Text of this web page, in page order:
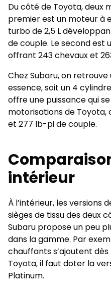
Du côté de Toyota, deux
premier est un moteur à
turbo de 2,5 L
de couple. Le second
offrant 243 chevaux et
Chez Subaru, on
essence, soit un 4
offre une puissance qui
motorisations de Toyota,
et 277 lb-pi de couple.
intérieur
À l’intérieur, les versions
sièges de tissu des deux
Subaru propose un peu
dans la gamme. Par
chauffants s’ajoutent dès
Toyota, il faut doter la
Platinum.